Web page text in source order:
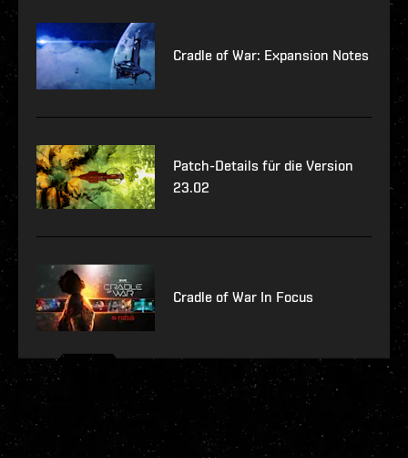
Cradle of War: Expansion Notes
Patch-Details für die Version
23.02
Cradle of War In Focus